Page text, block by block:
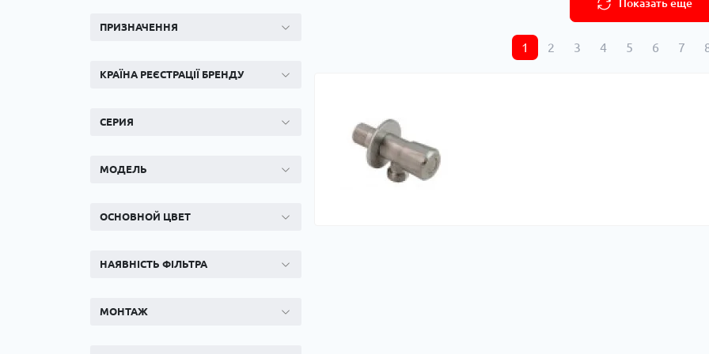
ПРИЗНАЧЕННЯ
КРАЇНА РЕЄСТРАЦІЇ БРЕНДУ
СЕРИЯ
МОДЕЛЬ
ОСНОВНОЙ ЦВЕТ
НАЯВНІСТЬ ФІЛЬТРА
МОНТАЖ
Показать еще
1 2 3 4 5 6 7